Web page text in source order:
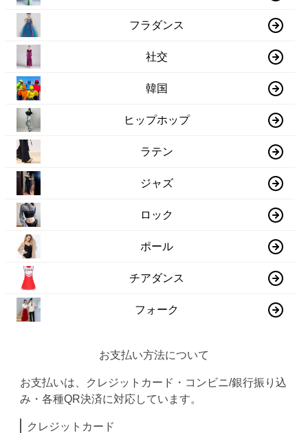
フラダンス
社交
韓国
ヒップホップ
ラテン
ジャズ
ロック
ポール
チアダンス
フォーク
お支払い方法について
お支払いは、クレジットカード・コンビニ/銀行振り込
み・各種QR決済に対応しています。
クレジットカード